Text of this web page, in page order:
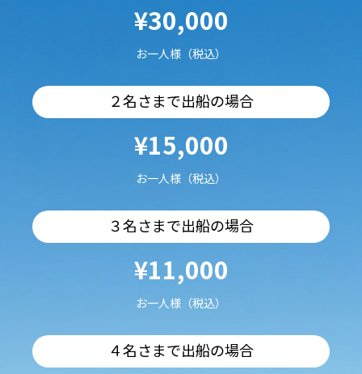
¥30,000
お一人様（税込）
２名さまで出船の場合
¥15,000
お一人様（税込）
３名さまで出船の場合
¥11,000
お一人様（税込）
４名さまで出船の場合